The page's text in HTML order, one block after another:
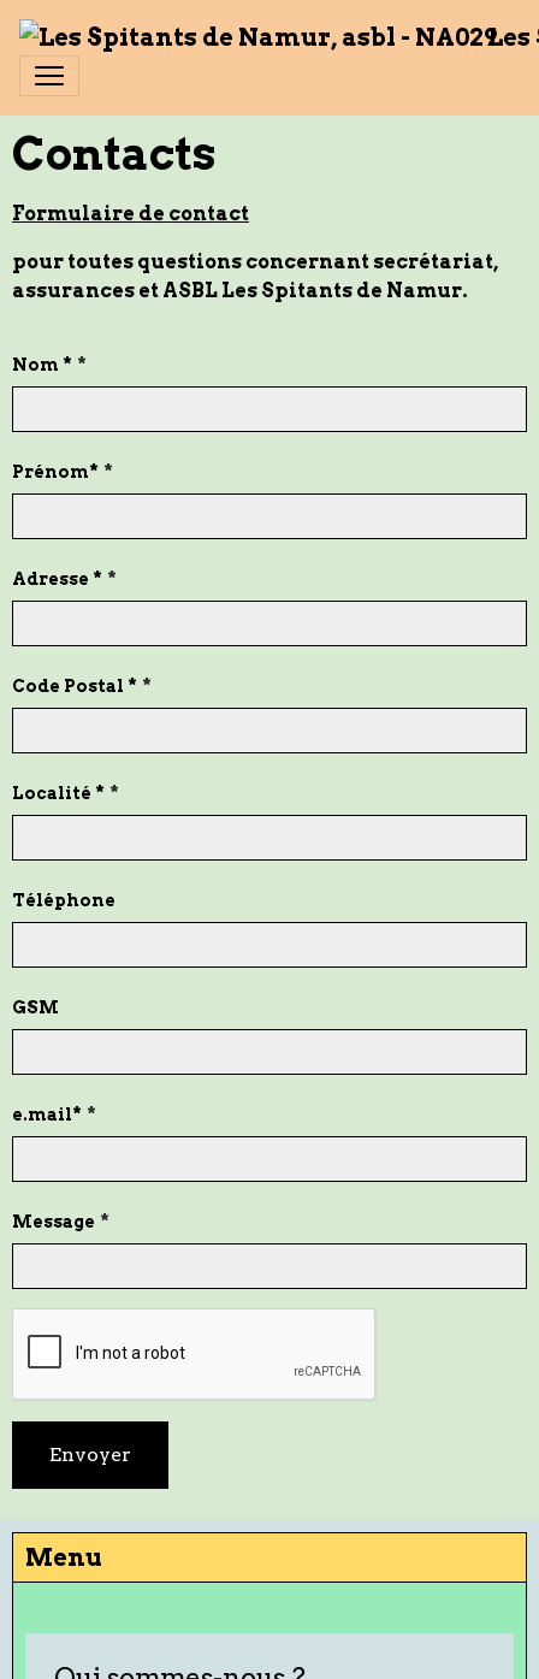
Les
Contacts
Formulaire de contact
pour toutes questions concernant secrétariat,
assurances et ASBL Les Spitants de Namur​.
Nom *
Prénom*
Adresse *
Code Postal *
Localité *
Téléphone
GSM
e.mail*
Message
Envoyer
Menu